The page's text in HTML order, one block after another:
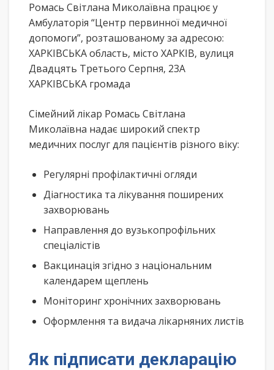
Ромась Світлана Миколаївна працює у
Амбулаторія “Центр первинної медичної
допомоги”, розташованому за адресою:
ХАРКІВСЬКА область, місто ХАРКІВ, вулиця
Двадцять Третього Серпня, 23А
ХАРКІВСЬКА громада
Сімейний лікар Ромась Світлана
Миколаївна надає широкий спектр
медичних послуг для пацієнтів різного віку:
Регулярні профілактичні огляди
Діагностика та лікування поширених
захворювань
Направлення до вузькопрофільних
спеціалістів
Вакцинація згідно з національним
календарем щеплень
Моніторинг хронічних захворювань
Оформлення та видача лікарняних листів
Як підписати декларацію